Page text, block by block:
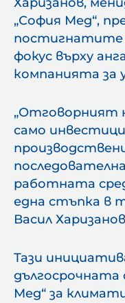
„София Мед“,
постигнатите
фокус върху
компанията за
„Отговорният
само
работната
една стъпка в
Васил
Тази
Мед“ за